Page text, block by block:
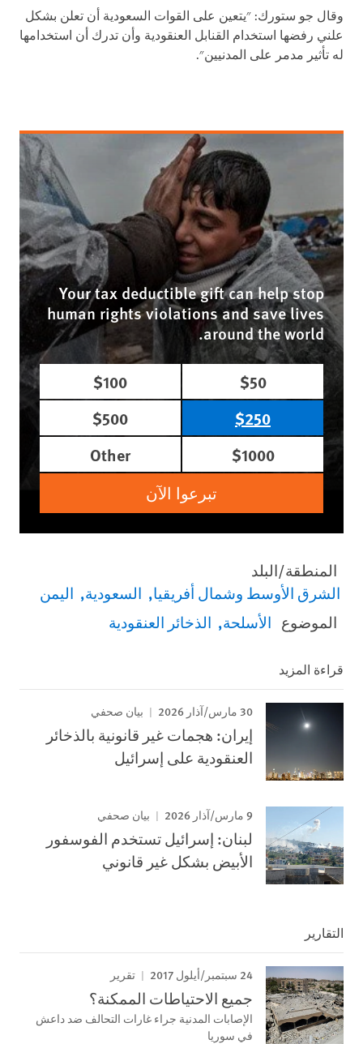
وقال جو ستورك: "يتعين على القوات السعودية أن تعلن بشكل
علني رفضها استخدام القنابل العنقودية وأن تدرك أن استخدامها
له تأثير مدمر على المدنيين".
Your tax deductible gift can help stop
human rights violations and save lives
around the world.
$50
$100
$250
$500
$1000
Other
تبرعوا الآن
المنطقة/البلد
الشرق الأوسط وشمال أفريقيا السعودية اليمن
الموضوع الأسلحة الذخائر العنقودية
قراءة المزيد
30 مارس/آذار 2026 بيان صحفي
إيران: هجمات غير قانونية بالذخائر
العنقودية على إسرائيل
9 مارس/آذار 2026 بيان صحفي
لبنان: إسرائيل تستخدم الفوسفور
الأبيض بشكل غير قانوني
التقارير
24 سبتمبر/أيلول 2017 تقرير
جميع الاحتياطات الممكنة؟
الإصابات المدنية جراء غارات التحالف ضد داعش
في سوريا